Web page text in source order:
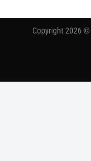
Copyright 2026 ©